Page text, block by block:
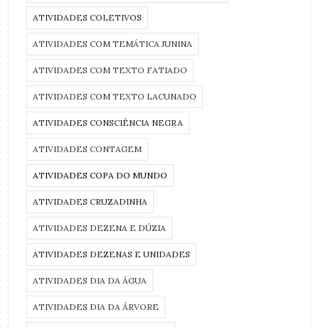
ATIVIDADES COLETIVOS
ATIVIDADES COM TEMÁTICA JUNINA
ATIVIDADES COM TEXTO FATIADO
ATIVIDADES COM TEXTO LACUNADO
ATIVIDADES CONSCIÊNCIA NEGRA
ATIVIDADES CONTAGEM
ATIVIDADES COPA DO MUNDO
ATIVIDADES CRUZADINHA
ATIVIDADES DEZENA E DÚZIA
ATIVIDADES DEZENAS E UNIDADES
ATIVIDADES DIA DA ÁGUA
ATIVIDADES DIA DA ÁRVORE